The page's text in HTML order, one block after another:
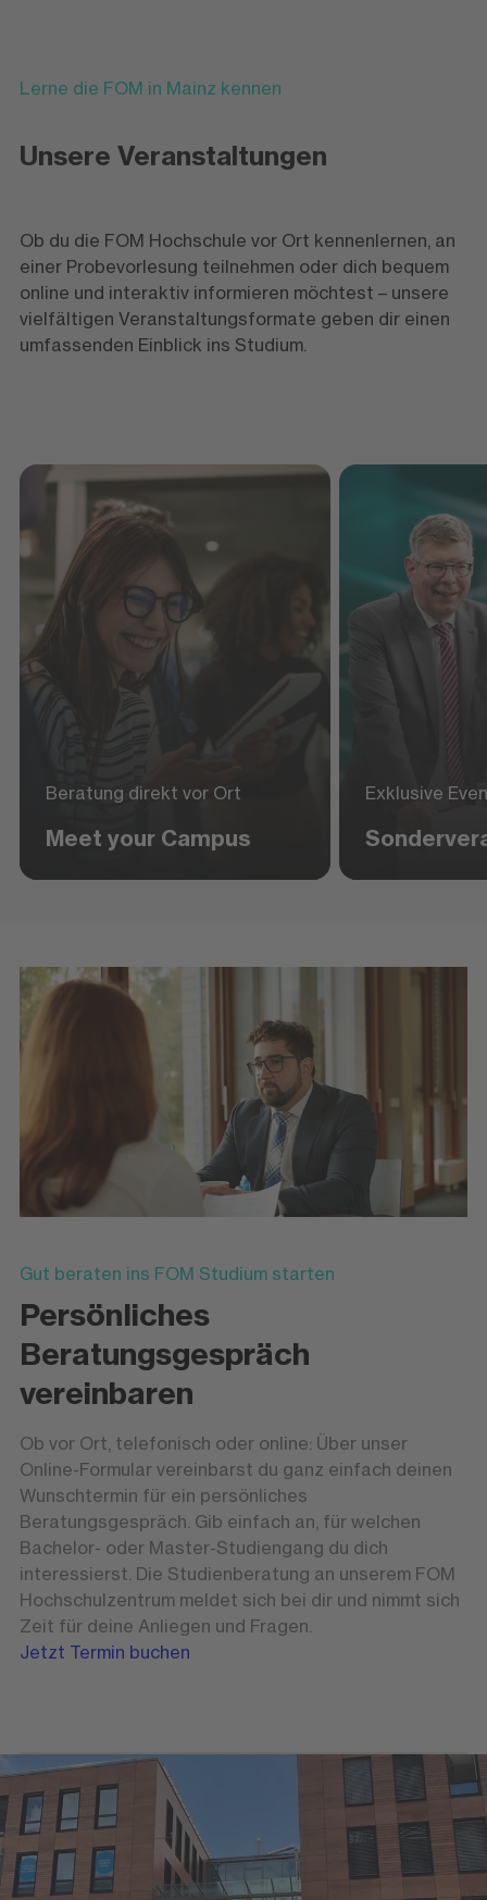
Lerne die FOM in Mainz kennen
Unsere Veranstaltungen
Ob du die FOM Hochschule vor Ort kennenlernen, an
einer Probevorlesung teilnehmen oder dich bequem
online und interaktiv informieren möchtest – unsere
vielfältigen Veranstaltungsformate geben dir einen
umfassenden Einblick ins Studium.
Beratung direkt vor Ort
Meet your Campus
Exklusive
Gut beraten ins FOM Studium starten
Persönliches
Beratungsgespräch
vereinbaren
Ob vor Ort, telefonisch oder online: Über unser
Online-Formular vereinbarst du ganz einfach deinen
Wunschtermin für ein persönliches
Beratungsgespräch. Gib einfach an, für welchen
Bachelor- oder Master-Studiengang du dich
interessierst. Die Studienberatung an unserem FOM
Hochschulzentrum meldet sich bei dir und nimmt sich
Zeit für deine Anliegen und Fragen.
Jetzt Termin buchen